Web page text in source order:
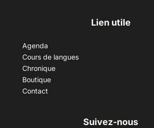
Lien utile
Agenda
Cours de langues
Chronique
Boutique
Contact
Suivez-nous